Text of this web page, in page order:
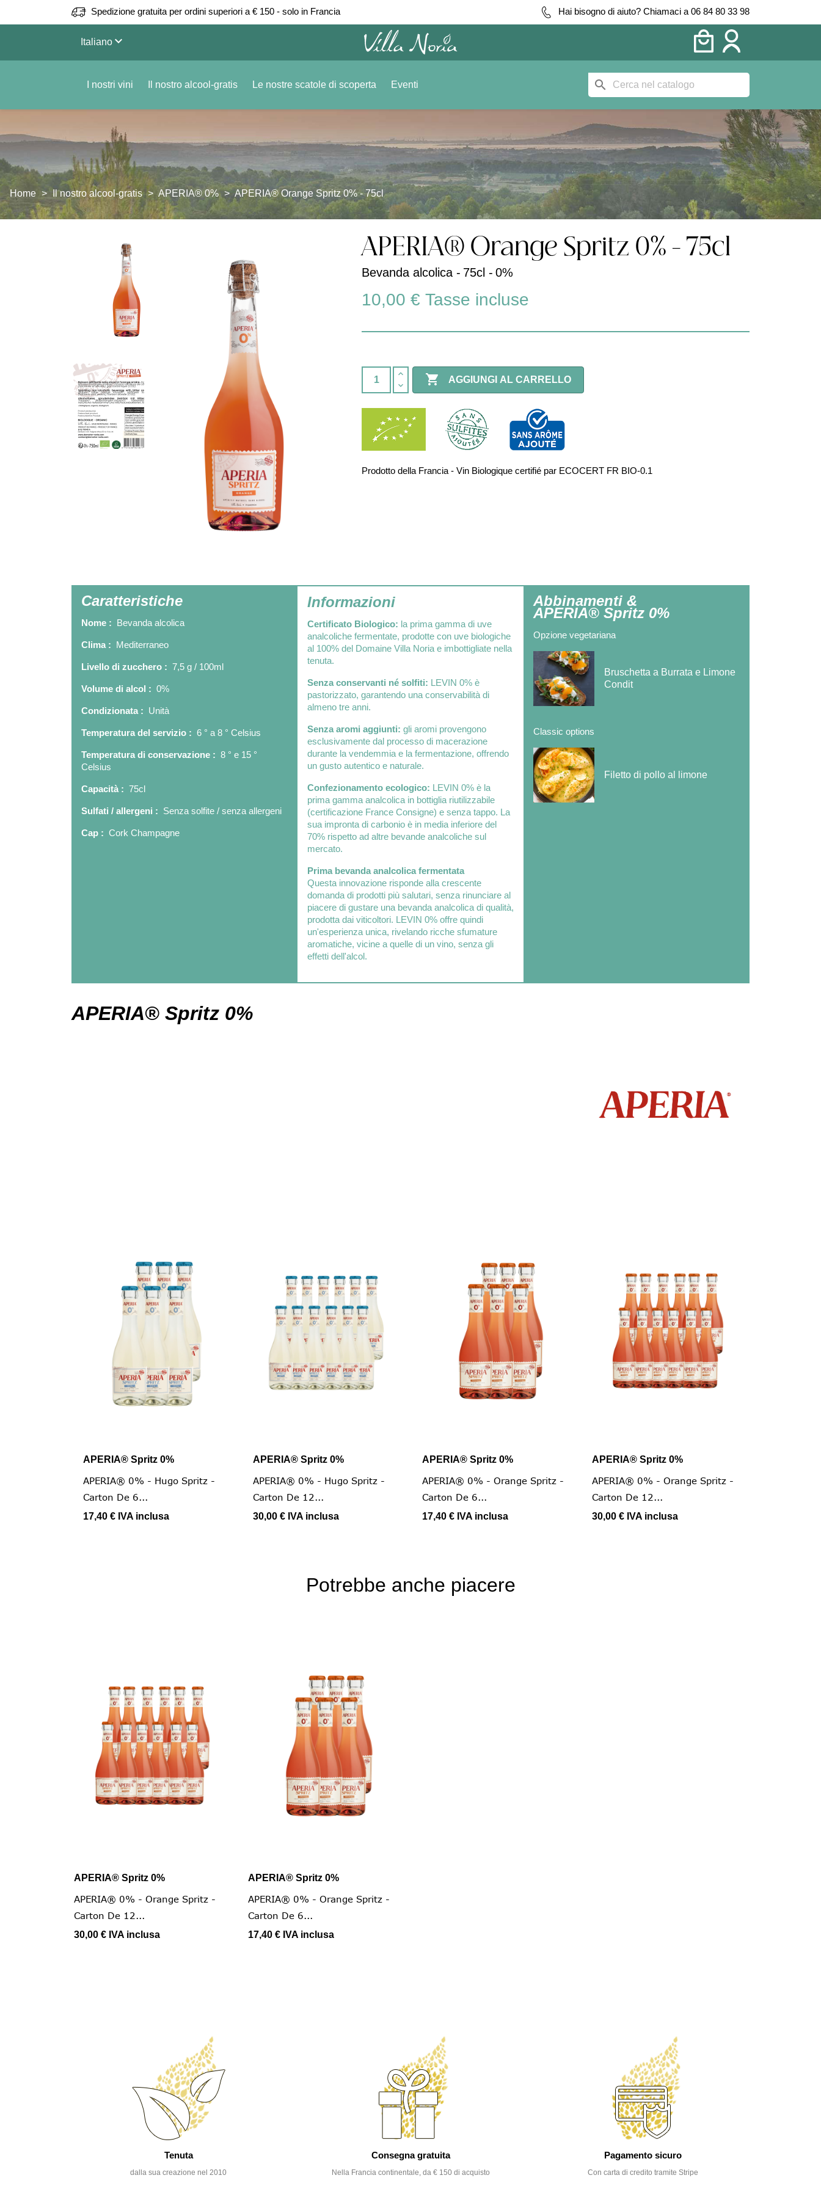
Spedizione gratuita per ordini superiori a € 150 - solo in Francia Hai bisogno di aiuto? Chiamaci a 06 84 80 33 98
Italianokeyboard_arrow_down
I nostri vini Il nostro alcool-gratis Le nostre scatole di scoperta Eventi search
Home Il nostro alcool-gratis APERIA® 0% APERIA® Orange Spritz 0% - 75cl
APERIA® Orange Spritz 0% - 75cl
Bevanda alcolica - 75cl - 0%
10,00 € Tasse incluse
 AGGIUNGI AL CARRELLO
Prodotto della Francia - Vin Biologique certifié par ECOCERT FR BIO-0.1
Caratteristiche
Nome : Bevanda alcolica
Clima : Mediterraneo
Livello di zucchero : 7,5 g / 100ml
Volume di alcol : 0%
Condizionata : Unità
Temperatura del servizio : 6 ° a 8 ° Celsius
Temperatura di conservazione : 8 ° e 15 °
Celsius
Capacità : 75cl
Sulfati / allergeni : Senza solfite / senza allergeni
Cap : Cork Champagne
Informazioni
Certificato Biologico: la prima gamma di uve
analcoliche fermentate, prodotte con uve biologiche
al 100% del Domaine Villa Noria e imbottigliate nella
tenuta.
Senza conservanti né solfiti: LEVIN 0% è
pastorizzato, garantendo una conservabilità di
almeno tre anni.
Senza aromi aggiunti: gli aromi provengono
esclusivamente dal processo di macerazione
durante la vendemmia e la fermentazione, offrendo
un gusto autentico e naturale.
Confezionamento ecologico: LEVIN 0% è la
prima gamma analcolica in bottiglia riutilizzabile
(certificazione France Consigne) e senza tappo. La
sua impronta di carbonio è in media inferiore del
70% rispetto ad altre bevande analcoliche sul
mercato.
Prima bevanda analcolica fermentata
Questa innovazione risponde alla crescente
domanda di prodotti più salutari, senza rinunciare al
piacere di gustare una bevanda analcolica di qualità,
prodotta dai viticoltori. LEVIN 0% offre quindi
un'esperienza unica, rivelando ricche sfumature
aromatiche, vicine a quelle di un vino, senza gli
effetti dell'alcol.
Abbinamenti &
APERIA® Spritz 0%
Opzione vegetariana
Bruschetta a Burrata e Limone
Condit
Classic options
Filetto di pollo al limone
APERIA® Spritz 0%
Vista rapida
APERIA® Spritz 0%
APERIA® 0% - Hugo Spritz -
Carton De 6...
17,40 € IVA inclusa
Vista rapida
APERIA® Spritz 0%
APERIA® 0% - Hugo Spritz -
Carton De 12...
30,00 € IVA inclusa
Vista rapida
APERIA® Spritz 0%
APERIA® 0% - Orange Spritz -
Carton De 6...
17,40 € IVA inclusa
Vista rapida
APERIA® Spritz 0%
APERIA® 0% - Orange Spritz -
Carton De 12...
30,00 € IVA inclusa
Potrebbe anche piacere
Vista rapida
APERIA® Spritz 0%
APERIA® 0% - Orange Spritz -
Carton De 12...
30,00 € IVA inclusa
Vista rapida
APERIA® Spritz 0%
APERIA® 0% - Orange Spritz -
Carton De 6...
17,40 € IVA inclusa
Tenuta
dalla sua creazione nel 2010
Consegna gratuita
Nella Francia continentale, da € 150 di acquisto
Pagamento sicuro
Con carta di credito tramite Stripe